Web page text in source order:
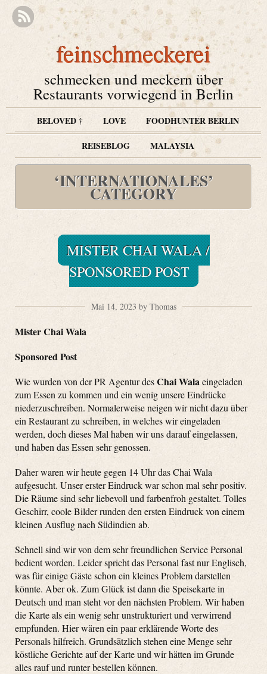
feinschmeckerei
schmecken und meckern über
Restaurants vorwiegend in Berlin
BELOVED † LOVE
FOODHUNTER BERLIN
REISEBLOG
MALAYSIA
‘INTERNATIONALES’
CATEGORY
MISTER CHAI WALA /
SPONSORED POST
Mai 14, 2023 by Thomas
Mister Chai Wala
Sponsored Post
Wie wurden von der PR Agentur desChai Walaeingeladen
zum Essen zu kommen und ein wenig unsere Eindrücke
niederzuschreiben. Normalerweise neigen wir nicht dazu über
ein Restaurant zu schreiben, in welches wir eingeladen
werden, doch dieses Mal haben wir uns darauf eingelassen,
und haben das Essen sehr genossen.
Daher waren wir heute gegen 14 Uhr das Chai Wala
aufgesucht. Unser erster Eindruck war schon mal sehr positiv.
Die Räume sind sehr liebevoll und farbenfroh gestaltet. Tolles
Geschirr, coole Bilder runden den ersten Eindruck von einem
kleinen Ausflug nach Südindien ab.
Schnell sind wir von dem sehr freundlichen Service Personal
bedient worden. Leider spricht das Personal fast nur Englisch,
was für einige Gäste schon ein kleines Problem darstellen
könnte. Aber ok. Zum Glück ist dann die Speisekarte in
Deutsch und man steht vor den nächsten Problem. Wir haben
die Karte als ein wenig sehr unstrukturiert und verwirrend
empfunden. Hier wären ein paar erklärende Worte des
Personals hilfreich. Grundsätzlich stehen eine Menge sehr
köstliche Gerichte auf der Karte und wir hätten im Grunde
alles rauf und runter bestellen können.